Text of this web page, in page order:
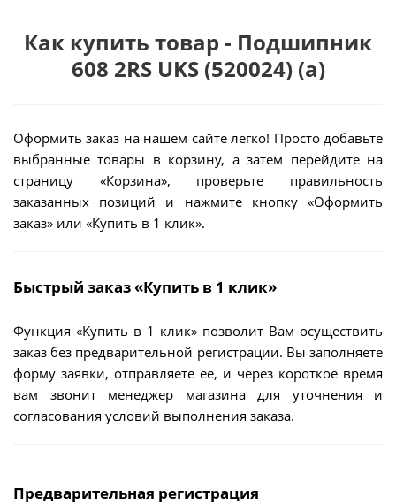
Как купить товар - Подшипник
608 2RS UKS (520024) (а)
Оформить заказ на нашем сайте легко! Просто добавьте
выбранные товары в корзину, а затем перейдите на
страницу «Корзина», проверьте правильность
заказанных позиций и нажмите кнопку «Оформить
заказ» или «Купить в 1 клик».
Быстрый заказ «Купить в 1 клик»
Функция «Купить в 1 клик» позволит Вам осуществить
заказ без предварительной регистрации. Вы заполняете
форму заявки, отправляете её, и через короткое время
вам звонит менеджер магазина для уточнения и
согласования условий выполнения заказа.
Предварительная регистрация